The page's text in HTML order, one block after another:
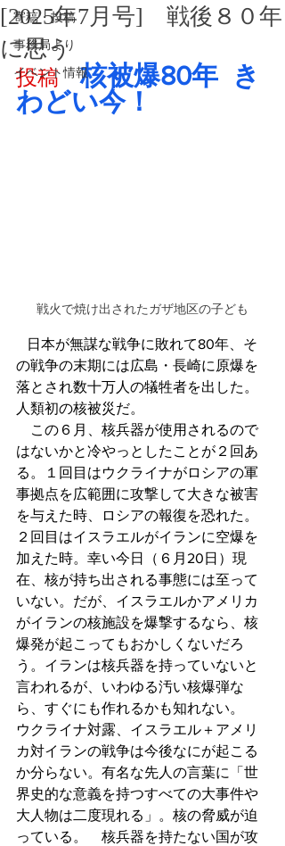
寄稿・投稿
事務局より
イベント情報
[2025年7月号] 戦後８０年
に思う
投稿
核被爆80年  き
わどい今！
戦火で焼け出されたガザ地区の子ども
の戦争の末期には広島・長崎に原爆を
落とされ数十万人の犠牲者を出した。
人類初の核被災だ。
この６月、核兵器が使用されるので
はないかと冷やっとしたことが２回あ
る。１回目はウクライナがロシアの軍
事拠点を広範囲に攻撃して大きな被害
を与えた時、ロシアの報復を恐れた。
２回目はイスラエルがイランに空爆を
加えた時。幸い今日（６月20日）現
在、核が持ち出される事態には至って
いない。だが、イスラエルかアメリカ
がイランの核施設を爆撃するなら、核
爆発が起こってもおかしくないだろ
う。イランは核兵器を持っていないと
言われるが、いわゆる汚い核爆弾な
ら、すぐにも作れるかも知れない。
ウクライナ対露、イスラエル＋アメリ
カ対イランの戦争は今後なにが起こる
か分らない。有名な先人の言葉に「世
界史的な意義を持つすべての大事件や
大人物は二度現れる」。核の脅威が迫
っている。　核兵器を持たない国が攻